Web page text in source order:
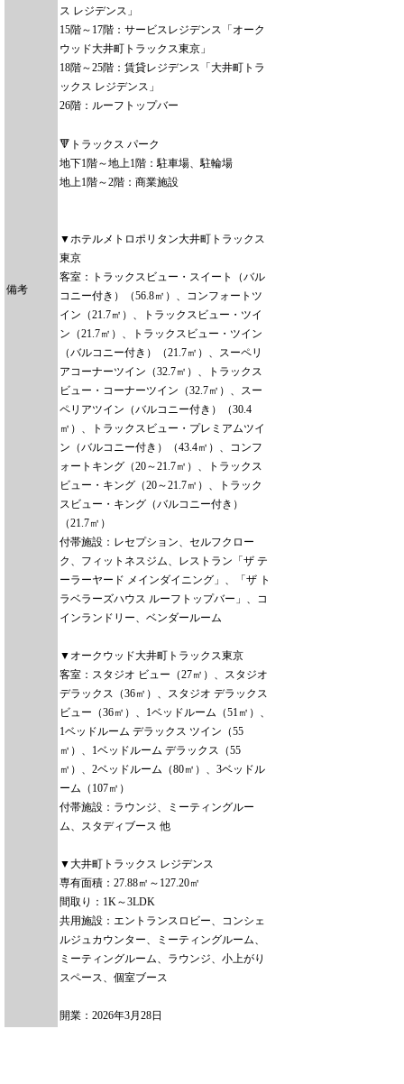
備考
ス レジデンス」
15階～17階：サービスレジデンス「オーク
ウッド大井町トラックス東京」
18階～25階：賃貸レジデンス「大井町トラ
ックス レジデンス」
26階：ルーフトップバー
🔻トラックス パーク
地下1階～地上1階：駐車場、駐輪場
地上1階～2階：商業施設
▼ホテルメトロポリタン大井町トラックス
東京
客室：トラックスビュー・スイート（バル
コニー付き）（56.8㎡）、コンフォートツ
イン（21.7㎡）、トラックスビュー・ツイ
ン（21.7㎡）、トラックスビュー・ツイン
（バルコニー付き）（21.7㎡）、スーペリ
アコーナーツイン（32.7㎡）、トラックス
ビュー・コーナーツイン（32.7㎡）、スー
ペリアツイン（バルコニー付き）（30.4
㎡）、トラックスビュー・プレミアムツイ
ン（バルコニー付き）（43.4㎡）、コンフ
ォートキング（20～21.7㎡）、トラックス
ビュー・キング（20～21.7㎡）、トラック
スビュー・キング（バルコニー付き）
（21.7㎡）
付帯施設：レセプション、セルフクロー
ク、フィットネスジム、レストラン「ザ テ
ーラーヤード メインダイニング」、「ザ ト
ラベラーズハウス ルーフトップバー」、コ
インランドリー、ベンダールーム
▼オークウッド大井町トラックス東京
客室：スタジオ ビュー（27㎡）、スタジオ
デラックス（36㎡）、スタジオ デラックス
ビュー（36㎡）、1ベッドルーム（51㎡）、
1ベッドルーム デラックス ツイン（55
㎡）、1ベッドルーム デラックス（55
㎡）、2ベッドルーム（80㎡）、3ベッドル
ーム（107㎡）
付帯施設：ラウンジ、ミーティングルー
ム、スタディブース 他
▼大井町トラックス レジデンス
専有面積：27.88㎡～127.20㎡
間取り：1K～3LDK
共用施設：エントランスロビー、コンシェ
ルジュカウンター、ミーティングルーム、
ミーティングルーム、ラウンジ、小上がり
スペース、個室ブース
開業：2026年3月28日